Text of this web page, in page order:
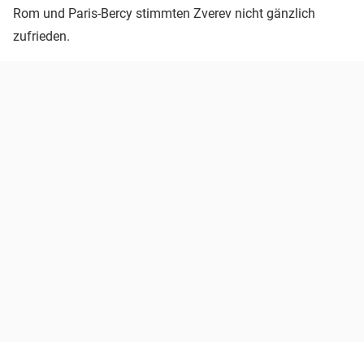
Rom und Paris-Bercy stimmten Zverev nicht gänzlich
zufrieden.